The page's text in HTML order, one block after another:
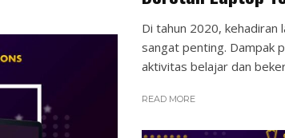
Di tahun 2020, kehadiran
sangat penting. Dampak
aktivitas belajar dan
READ MORE